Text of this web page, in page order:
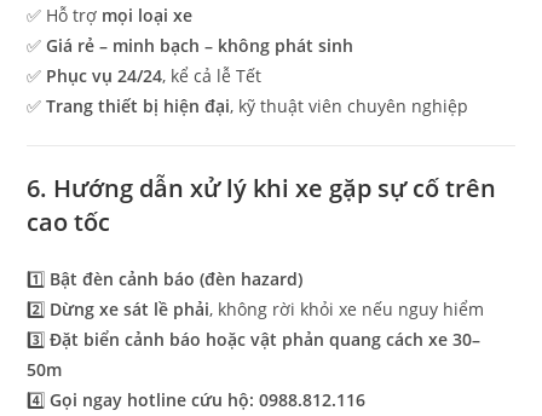
✅ Hỗ trợ mọi loại xe
✅Giá rẻ – minh bạch – không phát sinh
✅ Phục vụ 24/24, kể cả lễ Tết
✅Trang thiết bị hiện đại, kỹ thuật viên chuyên nghiệp
6. Hướng dẫn xử lý khi xe gặp sự cố trên
cao tốc
1️⃣ Bật đèn cảnh báo (đèn hazard)
2️⃣ Dừng xe sát lề phải, không rời khỏi xe nếu nguy hiểm
3️⃣Đặt biển cảnh báo hoặc vật phản quang cách xe 30–
50m
4️⃣Gọi ngay hotline cứu hộ: 0988.812.116